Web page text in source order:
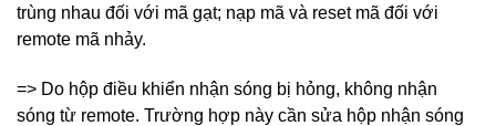
trùng nhau đối với mã gạt; nạp mã và reset mã đối với
remote mã nhảy.
=> Do hộp điều khiển nhận sóng bị hỏng, không nhận
sóng từ remote. Trường hợp này cần sửa hộp nhận sóng